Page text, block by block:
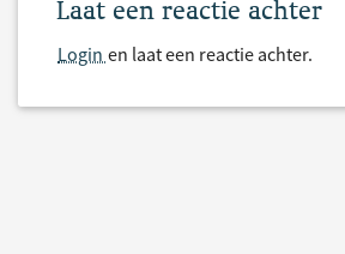
Laat een reactie achter
Login en laat een reactie achter.